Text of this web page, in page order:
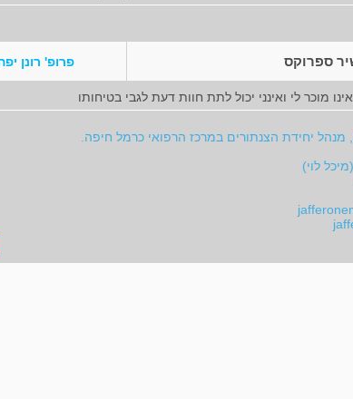
ספרוקס פרופ' רונן
מוכר לי ואינני יכול לתת חוות דעת לגבי בטיחותו
מנהל יחידת הצנתורים במרכז הרפואי כרמל חיפה.